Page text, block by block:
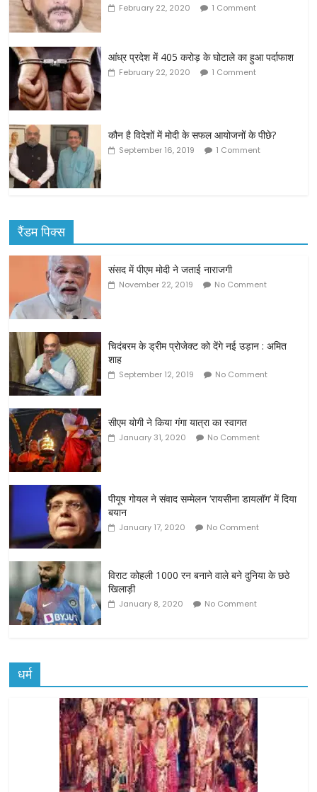
February 22, 2020 1 Comment
आंध्र प्रदेश में 405 करोड़ के घोटाले का हुआ पर्दाफाश
February 22, 2020 1 Comment
कौन है विदेशों में मोदी के सफल आयोजनों के पीछे?
September 16, 2019 1 Comment
रैंडम पिक्स
संसद में पीएम मोदी ने जताई नाराजगी
November 22, 2019 No Comment
चिदंबरम के ड्रीम प्रोजेक्ट को देंगे नई उड़ान : अमित
शाह
September 12, 2019 No Comment
सीएम योगी ने किया गंगा यात्रा का स्वागत
January 31, 2020 No Comment
पीयूष गोयल ने संवाद सम्मेलन ‘रायसीना डायलॉग’ में दिया
बयान
January 17, 2020 No Comment
विराट कोहली 1000 रन बनाने वाले बने दुनिया के छठे
खिलाड़ी
January 8, 2020 No Comment
धर्म